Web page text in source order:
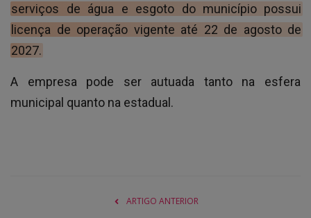
serviços de água e esgoto do município possui
licença de operação vigente até 22 de agosto de
2027.
A empresa pode ser autuada tanto na esfera
municipal quanto na estadual.
ARTIGO ANTERIOR